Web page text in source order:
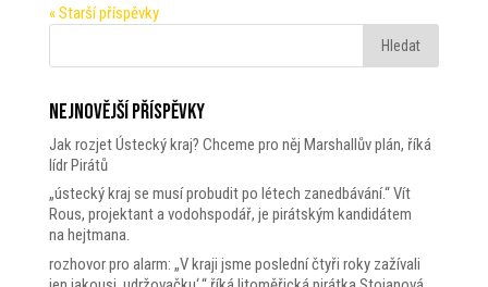
« Starší příspěvky
Nejnovější příspěvky
Jak rozjet Ústecký kraj? Chceme pro něj Marshallův plán, říká
lídr Pirátů
„ústecký kraj se musí probudit po létech zanedbávání.“ Vít
Rous, projektant a vodohspodář, je pirátským kandidátem
na hejtmana.
rozhovor pro alarm: „V kraji jsme poslední čtyři roky zažívali